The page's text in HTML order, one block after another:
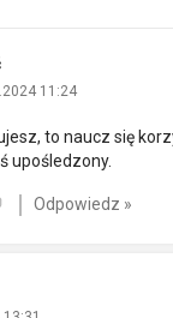
11:24
to naucz się
upośledzony.
Odpowiedz »